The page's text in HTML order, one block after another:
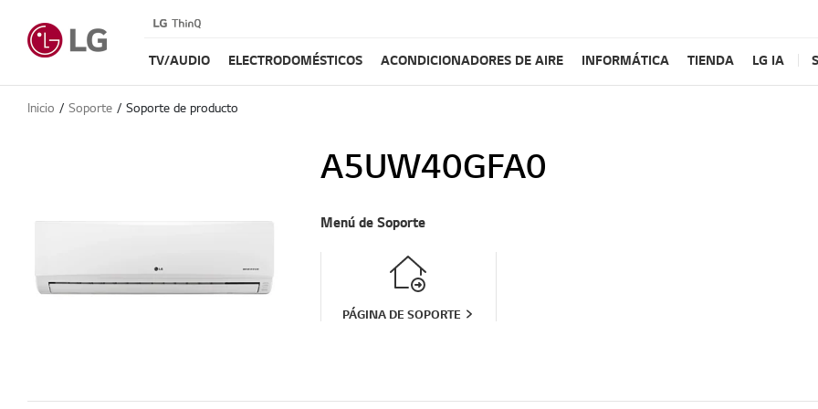
TV/AUDIO ELECTRODOMÉSTICOS ACONDICIONADORES DE AIRE INFORMÁTICA TIENDA LG IA
Inicio Soporte Soporte de producto
A5UW40GFA0
Menú de Soporte
PÁGINA DE SOPORTE